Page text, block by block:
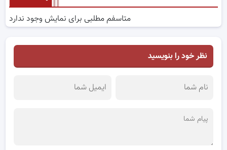
متاسفم مطلبی برای نمایش وجود ندارد
نظر خود را بنویسید